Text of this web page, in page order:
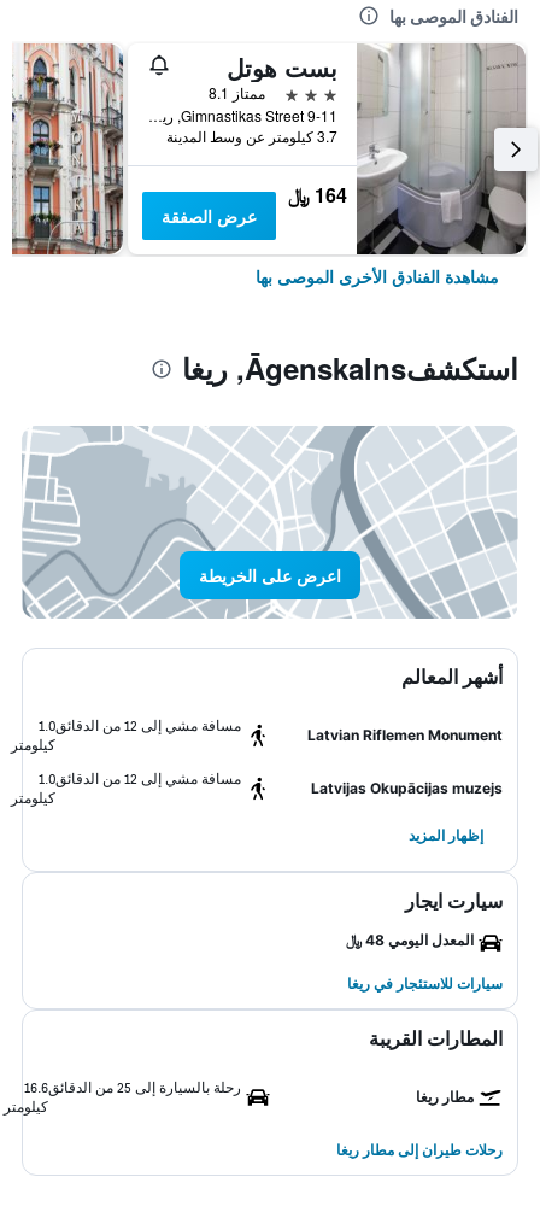
الفنادق الموصى بها
بست هوتل
3 نجوم
ممتاز 8.1
9-11 Gimnastikas Street, ريغا, لاتفيا
3.7 كيلومتر عن وسط المدينة
164 ﷼
عرض الصفقة
مشاهدة الفنادق الأخرى الموصى بها
استكشفĀgenskalns, ريغا
اعرض على الخريطة
أشهر المعالم
Latvian Riflemen Monument
مسافة مشي إلى 12 من الدقائق
1.0
كيلومتر
Latvijas Okupācijas muzejs
مسافة مشي إلى 12 من الدقائق
1.0
كيلومتر
إظهار المزيد
سيارت ايجار
المعدل اليومي 48 ﷼
سيارات للاستئجار في ريغا
المطارات القريبة
مطار ريغا
رحلة بالسيارة إلى 25 من الدقائق
16.6
كيلومتر
رحلات طيران إلى مطار ريغا